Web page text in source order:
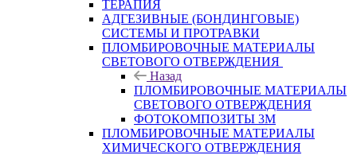
ТЕРАПИЯ
АДГЕЗИВНЫЕ (БОНДИНГОВЫЕ)
СИСТЕМЫ И ПРОТРАВКИ
ПЛОМБИРОВОЧНЫЕ МАТЕРИАЛЫ
СВЕТОВОГО ОТВЕРЖДЕНИЯ
Назад
ПЛОМБИРОВОЧНЫЕ МАТЕРИАЛЫ
СВЕТОВОГО ОТВЕРЖДЕНИЯ
ФОТОКОМПОЗИТЫ 3М
ПЛОМБИРОВОЧНЫЕ МАТЕРИАЛЫ
ХИМИЧЕСКОГО ОТВЕРЖДЕНИЯ